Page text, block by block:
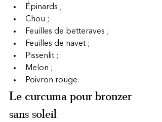
Épinards ;
Chou ;
Feuilles de betteraves ;
Feuilles de navet ;
Pissenlit ;
Melon ;
Poivron rouge.
Le curcuma pour bronzer
sans soleil